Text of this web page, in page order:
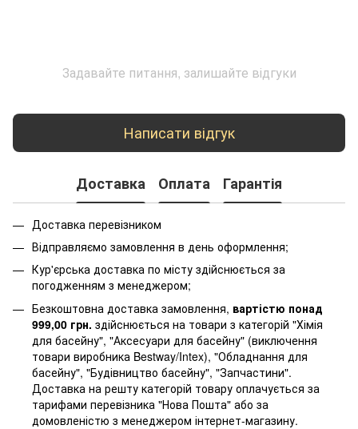
Задавайте питання, залишайте відгуки
Написати відгук
Доставка Оплата Гарантія
Доставка перевізником
Відправляємо замовлення в день оформлення;
Кур'єрська доставка по місту здійснюється за
погодженням з менеджером;
Безкоштовна доставка замовлення, вартістю понад
999,00 грн. здійснюється на товари з категорій "Хімія
для басейну", "Аксесуари для басейну" (виключення
товари виробника Bestway/Intex), "Обладнання для
басейну", "Будівництво басейну", "Запчастини".
Доставка на решту категорій товару оплачується за
тарифами перевізника "Нова Пошта" або за
домовленістю з менеджером інтернет-магазину.